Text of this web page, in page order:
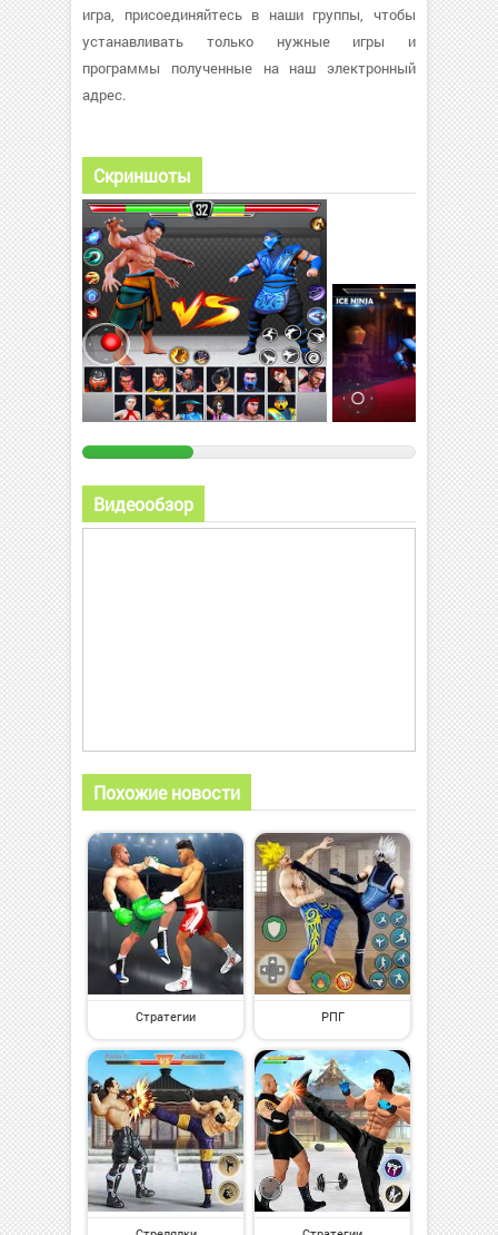
игра, присоединяйтесь в наши группы, чтобы
устанавливать только нужные игры и
программы полученные на наш электронный
адрес.
Скриншоты
Видеообзор
Похожие новости
Стратегии РПГ